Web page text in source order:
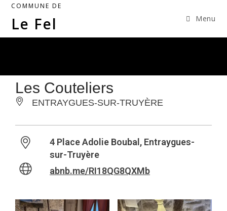
COMMUNE DE
Le Fel Menu
Les Couteliers
ENTRAYGUES-SUR-TRUYÈRE
4 Place Adolie Boubal, Entraygues-
sur-Truyère
abnb.me/RI18QG8QXMb